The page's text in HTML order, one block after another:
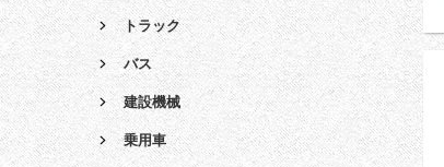
トラック
バス
建設機械
乗用車